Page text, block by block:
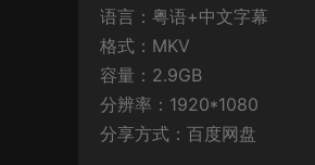
语言：粤语+中文字幕
格式：MKV
容量：2.9GB
分辨率：1920*1080
分享方式：百度网盘